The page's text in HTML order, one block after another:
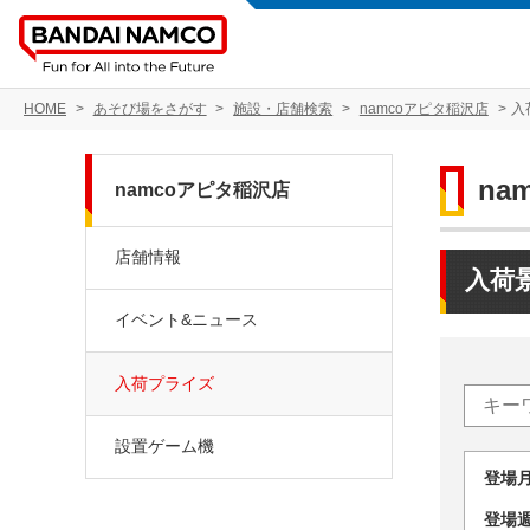
HOME あそび場をさがす 施設・店舗検索 namcoアピタ稲沢店 入
入荷
登
登
namcoアピタ稲沢店
店舗情報
イベント&ニュース
入荷プライズ
設置ゲーム機